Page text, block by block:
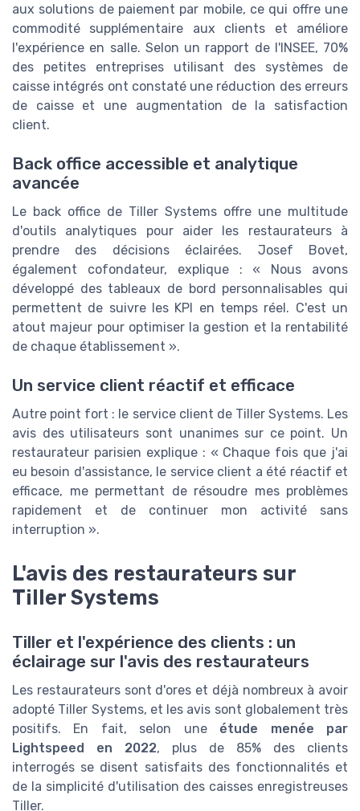
aux solutions de paiement par mobile, ce qui offre une
commodité supplémentaire aux clients et améliore
l'expérience en salle. Selon un rapport de l'INSEE, 70%
des petites entreprises utilisant des systèmes de
caisse intégrés ont constaté une réduction des erreurs
de caisse et une augmentation de la satisfaction
client.
Back office accessible et analytique
avancée
Le back office de Tiller Systems offre une multitude
d'outils analytiques pour aider les restaurateurs à
prendre des décisions éclairées. Josef Bovet,
également cofondateur, explique : « Nous avons
développé des tableaux de bord personnalisables qui
permettent de suivre les KPI en temps réel. C'est un
atout majeur pour optimiser la gestion et la rentabilité
de chaque établissement ».
Un service client réactif et efficace
Autre point fort : le service client de Tiller Systems. Les
avis des utilisateurs sont unanimes sur ce point. Un
restaurateur parisien explique : « Chaque fois que j'ai
eu besoin d'assistance, le service client a été réactif et
efficace, me permettant de résoudre mes problèmes
rapidement et de continuer mon activité sans
interruption ».
L'avis des restaurateurs sur
Tiller Systems
Tiller et l'expérience des clients : un
éclairage sur l'avis des restaurateurs
Les restaurateurs sont d'ores et déjà nombreux à avoir
adopté Tiller Systems, et les avis sont globalement très
positifs. En fait, selon une étude menée par
Lightspeed en 2022, plus de 85% des clients
interrogés se disent satisfaits des fonctionnalités et
de la simplicité d'utilisation des caisses enregistreuses
Tiller.